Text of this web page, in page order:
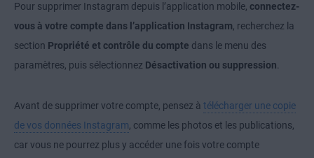
Pour supprimer Instagram depuis l’application mobile, connectez-
vous à votre compte dans l’application Instagram, recherchez la
section Propriété et contrôle du compte dans le menu des
paramètres, puis sélectionnez Désactivation ou suppression.
Avant de supprimer votre compte, pensez à télécharger une copie
de vos données Instagram, comme les photos et les publications,
car vous ne pourrez plus y accéder une fois votre compte